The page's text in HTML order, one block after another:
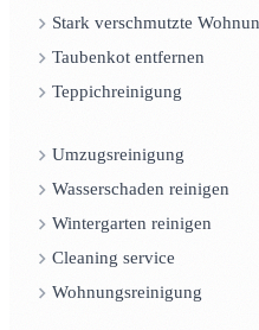
Stark verschmutzte
Taubenkot entfernen
Teppichreinigung
Umzugsreinigung
Wasserschaden reinigen
Wintergarten reinigen
Cleaning service
Wohnungsreinigung